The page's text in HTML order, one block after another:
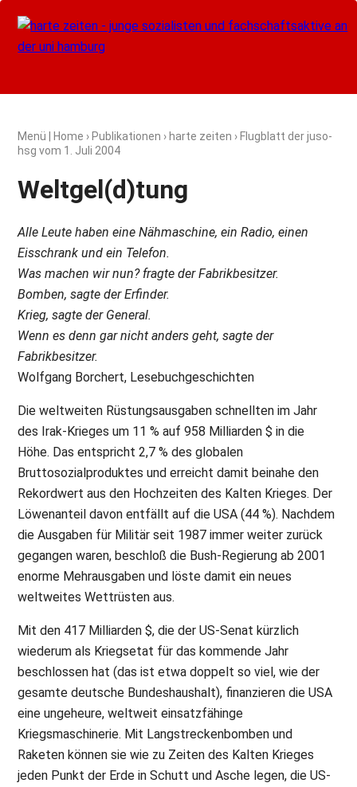
Menü Home › Publikationen › harte zeiten › Flugblatt der juso-
hsg vom 1. Juli 2004
Weltgel(d)tung
Alle Leute haben eine Nähmaschine, ein Radio, einen
Eisschrank und ein Telefon.
Was machen wir nun? fragte der Fabrikbesitzer.
Bomben, sagte der Erfinder.
Krieg, sagte der General.
Wenn es denn gar nicht anders geht, sagte der
Fabrikbesitzer.
Wolfgang Borchert, Lesebuchgeschichten
Die weltweiten Rüstungsausgaben schnellten im Jahr
des Irak-Krieges um 11 % auf 958 Milliarden $ in die
Höhe. Das entspricht 2,7 % des globalen
Bruttosozialproduktes und erreicht damit beinahe den
Rekordwert aus den Hochzeiten des Kalten Krieges. Der
Löwenanteil davon entfällt auf die USA (44 %). Nachdem
die Ausgaben für Militär seit 1987 immer weiter zurück
gegangen waren, beschloß die Bush-Regierung ab 2001
enorme Mehrausgaben und löste damit ein neues
weltweites Wettrüsten aus.
Mit den 417 Milliarden $, die der US-Senat kürzlich
wiederum als Kriegsetat für das kommende Jahr
beschlossen hat (das ist etwa doppelt so viel, wie der
gesamte deutsche Bundeshaushalt), finanzieren die USA
eine ungeheure, weltweit einsatzfähinge
Kriegsmaschinerie. Mit Langstreckenbomben und
Raketen können sie wie zu Zeiten des Kalten Krieges
jeden Punkt der Erde in Schutt und Asche legen, die US-